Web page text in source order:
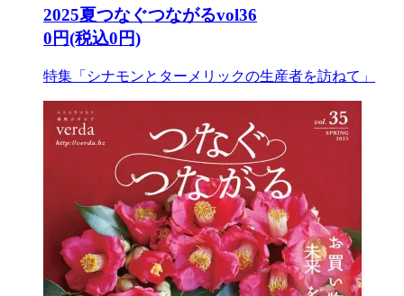
2025夏つなぐつながるvol36
0円(税込0円)
特集「シナモンとターメリックの生産者を訪ねて」